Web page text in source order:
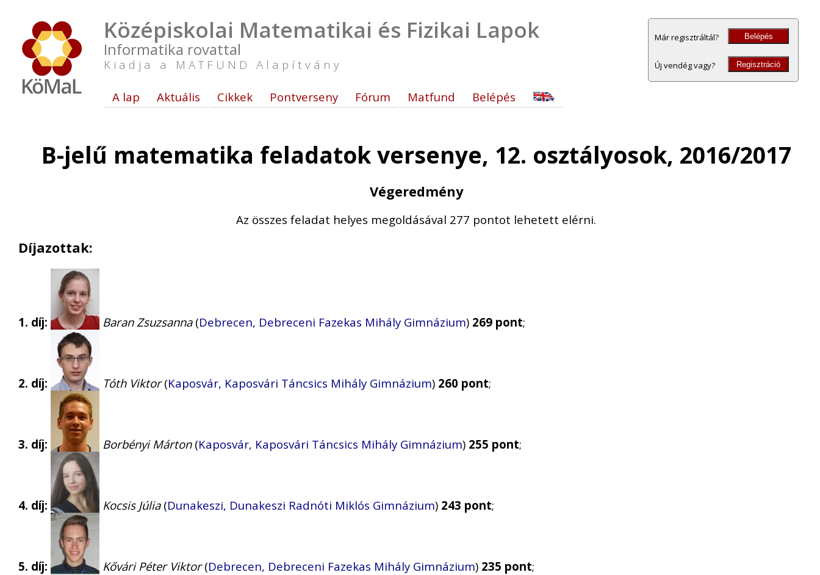
Középiskolai Matematikai és Fizikai Lapok
Informatika rovattal
Kiadja a MATFUND Alapítvány
Már regisztráltál? Belépés
Új vendég vagy? Regisztráció
A lap Aktuális Cikkek Pontverseny Fórum Matfund Belépés
B-jelű matematika feladatok versenye, 12. osztályosok, 2016/2017
Végeredmény
Az összes feladat helyes megoldásával 277 pontot lehetett elérni.
Díjazottak:
1. díj: Baran Zsuzsanna(Debrecen, Debreceni Fazekas Mihály Gimnázium) 269 pont;
2. díj: Tóth Viktor(Kaposvár, Kaposvári Táncsics Mihály Gimnázium) 260 pont;
3. díj: Borbényi Márton(Kaposvár, Kaposvári Táncsics Mihály Gimnázium) 255 pont;
4. díj: Kocsis Júlia(Dunakeszi, Dunakeszi Radnóti Miklós Gimnázium) 243 pont;
5. díj: Kővári Péter Viktor(Debrecen, Debreceni Fazekas Mihály Gimnázium) 235 pont;